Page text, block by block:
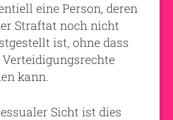
eine Person, deren
Straftat noch nicht
ist, ohne dass
kann.
Sicht ist dies